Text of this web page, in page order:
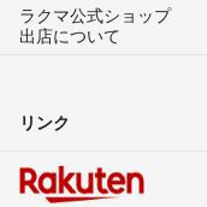
ラクマ公式ショップ
出店について
リンク